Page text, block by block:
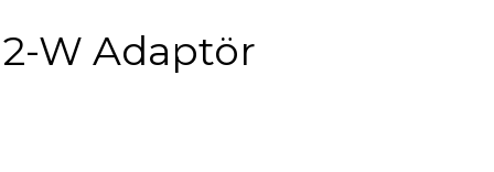
W Adaptör